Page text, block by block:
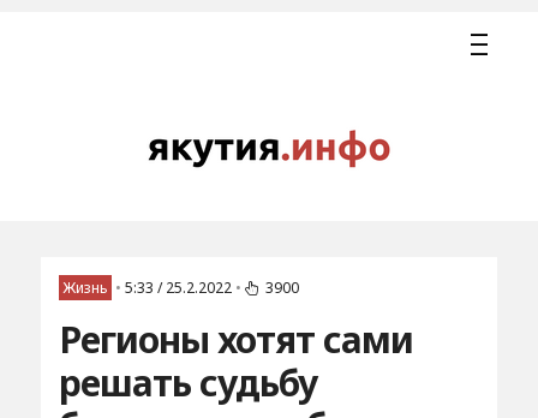
Жизнь • 5:33 / 25.2.2022 • 3900
Регионы хотят сами
решать судьбу